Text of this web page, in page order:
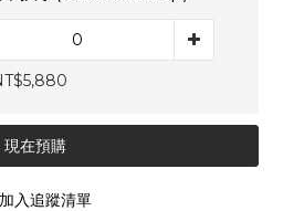
現在預購
加入追蹤清單